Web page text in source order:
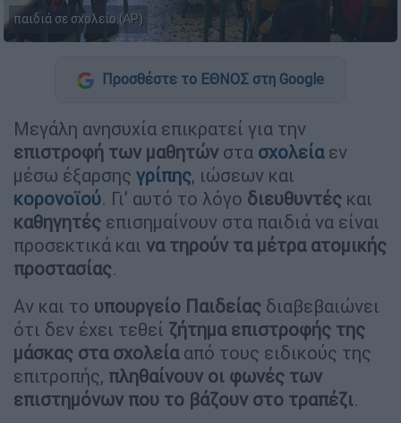
παιδιά σε σχολείο (AP)
Προσθέστε το ΕΘΝΟΣ στη Google
Μεγάλη ανησυχία επικρατεί για την
επιστροφή των μαθητών στα σχολείαεν
μέσω έξαρσης γρίπης, ιώσεων και
κορονοϊού. Γι’ αυτό το λόγο διευθυντές και
καθηγητές επισημαίνουν στα παιδιά να είναι
προσεκτικά και να τηρούν τα μέτρα ατομικής
προστασίας.
Αν και το υπουργείο Παιδείας διαβεβαιώνει
ότι δεν έχει τεθεί ζήτημα επιστροφής της
μάσκας στα σχολείααπό τους ειδικούς της
επιτροπής, πληθαίνουν οι φωνές των
επιστημόνων που το βάζουν στο τραπέζι.